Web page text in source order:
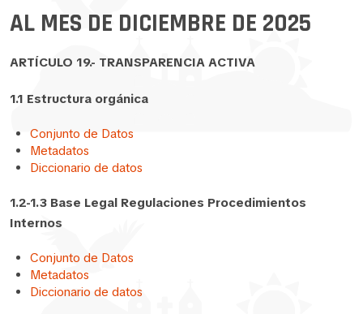
AL MES DE DICIEMBRE DE 2025
ARTÍCULO 19.- TRANSPARENCIA ACTIVA
1.1 Estructura orgánica
Conjunto de Datos
Metadatos
Diccionario de datos
1.2-1.3 Base Legal Regulaciones Procedimientos
Internos
Conjunto de Datos
Metadatos
Diccionario de datos